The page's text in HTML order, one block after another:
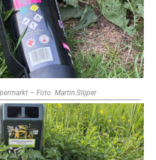
– Foto: Martin Slijper